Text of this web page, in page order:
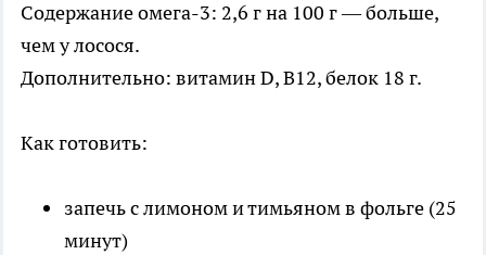
Содержание омега-3: 2,6 г на 100 г — больше,
чем у лосося.
Дополнительно: витамин D, B12, белок 18 г.
Как готовить:
запечь с лимоном и тимьяном в фольге (25
минут)